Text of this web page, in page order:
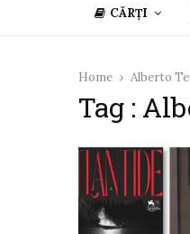
CĂRȚI
Home Alberto
Tag :